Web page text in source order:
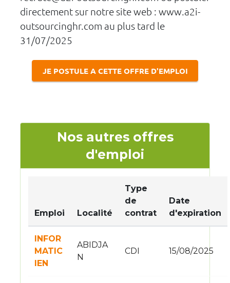
directement sur notre site web : www.a2i-
outsourcinghr.com au plus tard le
31/07/2025
JE POSTULE A CETTE OFFRE D'EMPLOI
Nos autres offres
d'emploi
Emploi Localité
Type
de
contrat
Date
d'expiration
INFOR
MATIC
IEN
ABIDJA
N
CDI 15/08/2025